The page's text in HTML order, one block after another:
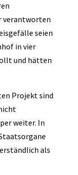
verantworten
seien
in vier
und hätten
Projekt sind
weiter. In
als